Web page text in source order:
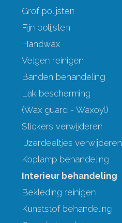
Grof polijsten
Fijn polijsten
Handwax
Velgen reinigen
Banden behandeling
Lak bescherming
(Wax guard - Waxoyl)
Stickers verwijderen
IJzerdeeltjes verwijderen
Koplamp behandeling
Interieur behandeling
Bekleding reinigen
Kunststof behandeling